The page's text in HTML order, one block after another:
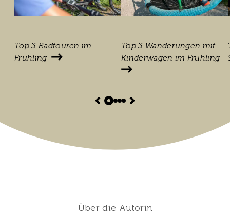
Top 3 Radtouren im
Frühling
Top 3 Wanderungen mit
Kinderwagen im Frühling
Über die Autorin